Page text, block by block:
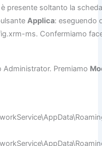
presente soltanto la
Applica: eseguendo
ms. Confermiamo
Administrator. Premiamo